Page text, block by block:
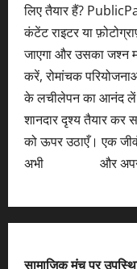
लिए तैयार हैं?
कंटेंट राइटर या
जाएगा और उसका जश्न
करें, रोमांचक
के लचीलेपन का आनंद
शानदार दृश्य तैयार कर
को ऊपर उठाएँ। एक
अभी
और
सामाजिक मंच पर